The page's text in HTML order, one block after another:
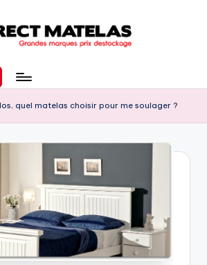
quel matelas choisir pour me soulager ?